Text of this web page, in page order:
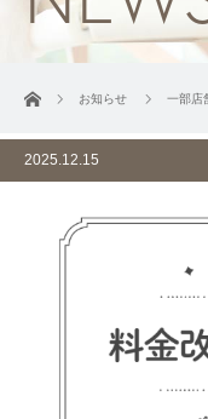
ホーム お知らせ 一部店
2025.12.15